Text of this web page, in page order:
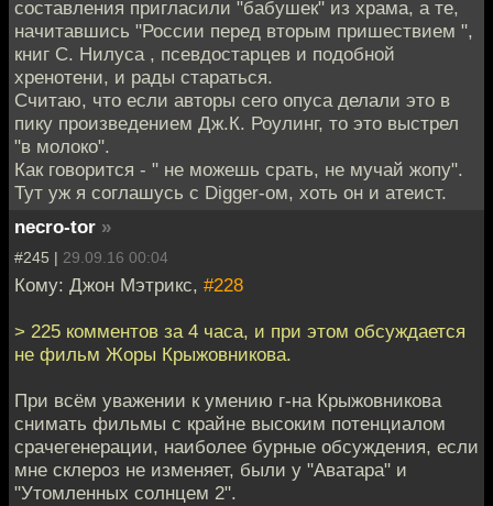
составления пригласили "бабушек" из храма, а те,
начитавшись "России перед вторым пришествием ",
книг С. Нилуса , псевдостарцев и подобной
хренотени, и рады стараться.
Считаю, что если авторы сего опуса делали это в
пику произведением Дж.К. Роулинг, то это выстрел
"в молоко".
Как говорится - " не можешь срать, не мучай жопу".
Тут уж я соглашусь с Digger-ом, хоть он и атеист.
necro-tor »
#245 | 29.09.16 00:04
Кому: Джон Мэтрикс, #228
> 225 комментов за 4 часа, и при этом обсуждается
не фильм Жоры Крыжовникова.
При всём уважении к умению г-на Крыжовникова
снимать фильмы с крайне высоким потенциалом
срачегенерации, наиболее бурные обсуждения, если
мне склероз не изменяет, были у "Аватара" и
"Утомленных солнцем 2".